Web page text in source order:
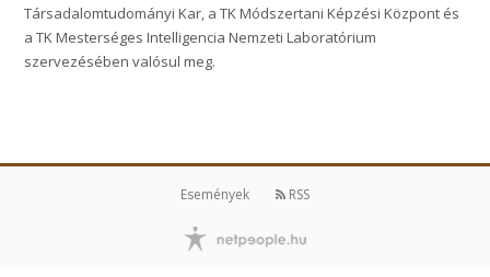
Társadalomtudományi Kar, a TK Módszertani Képzési Központ és
a TK Mesterséges Intelligencia Nemzeti Laboratórium
szervezésében valósul meg.
Események RSS